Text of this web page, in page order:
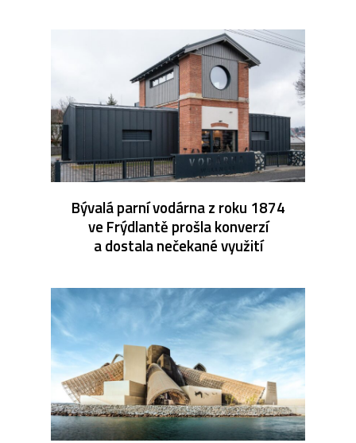
Bývalá parní vodárna z roku 1874
ve Frýdlantě prošla konverzí
a dostala nečekané využití